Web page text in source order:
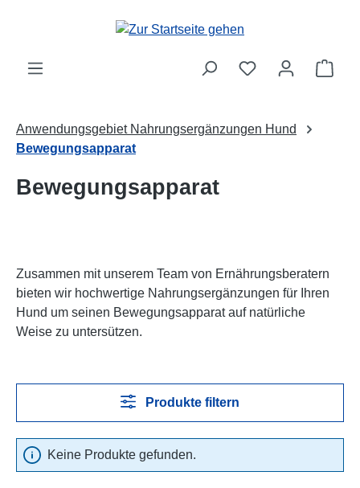
Zum Hauptinhalt springen
Anwendungsgebiet Nahrungsergänzungen Hund
Bewegungsapparat
Bewegungsapparat
Zusammen mit unserem Team von Ernährungsberatern
bieten wir hochwertige Nahrungsergänzungen für Ihren
Hund um seinen Bewegungsapparat auf natürliche
Weise zu untersützen.
Produkte filtern
Keine Produkte gefunden.